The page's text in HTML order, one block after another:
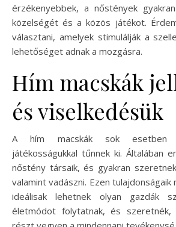
érzékenyebbek, a nőstények
közelségét és a közös játékot.
választani, amelyek stimulálják a
lehetőséget adnak a mozgásra.
Hím macskák
és viselkedésük
A hím macskák sok esetben
játékosságukkal tűnnek ki. Általában
nőstény társaik, és gyakran
valamint vadászni. Ezen tulajdonságaik
ideálisak lehetnek olyan gazdák
életmódot folytatnak, és